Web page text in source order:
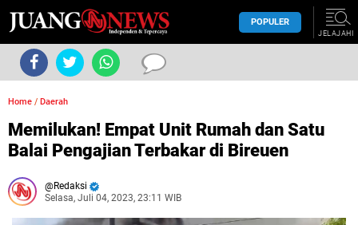
POPULER
JELAJAHI
Home / Daerah
Memilukan! Empat Unit Rumah dan Satu
Balai Pengajian Terbakar di Bireuen
Redaksi
Selasa, Juli 04, 2023, 23:11 WIB